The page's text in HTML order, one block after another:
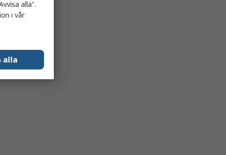
alla".
i vår
alla